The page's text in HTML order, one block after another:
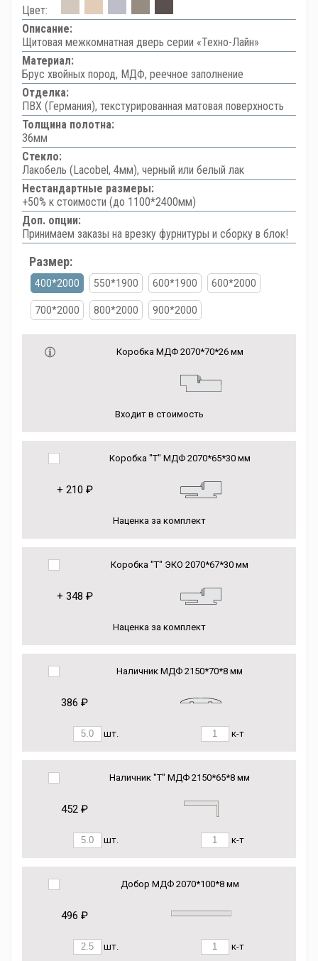
Цвет:
Описание:
Щитовая межкомнатная дверь серии «Техно-Лайн»
Материал:
Брус хвойных пород, МДФ, реечное заполнение
Отделка:
ПВХ (Германия), текстурированная матовая поверхность
Толщина полотна:
36мм
Стекло:
Лакобель (Lacobel, 4мм), черный или белый лак
Нестандартные размеры:
+50% к стоимости (до 1100*2400мм)
Доп. опции:
Принимаем заказы на врезку фурнитуры и сборку в блок!
Размер:
400*2000 550*1900 600*1900 600*2000
700*2000 800*2000 900*2000
Коробка МДФ 2070*70*26 мм
Входит в стоимость
Коробка "Т" МДФ 2070*65*30 мм
+ 210 ₽
Наценка за комплект
Коробка "Т" ЭКО 2070*67*30 мм
+ 348 ₽
Наценка за комплект
Наличник МДФ 2150*70*8 мм
386 ₽
шт. к-т
Наличник "Т" МДФ 2150*65*8 мм
452 ₽
шт. к-т
Добор МДФ 2070*100*8 мм
496 ₽
шт. к-т